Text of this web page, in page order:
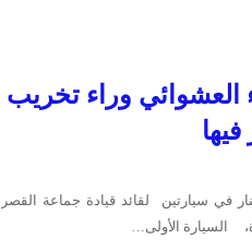
العشوائي وراء تخريب
في سيارتين لقائد قيادة جماعة القصر
السيارة الأولى…